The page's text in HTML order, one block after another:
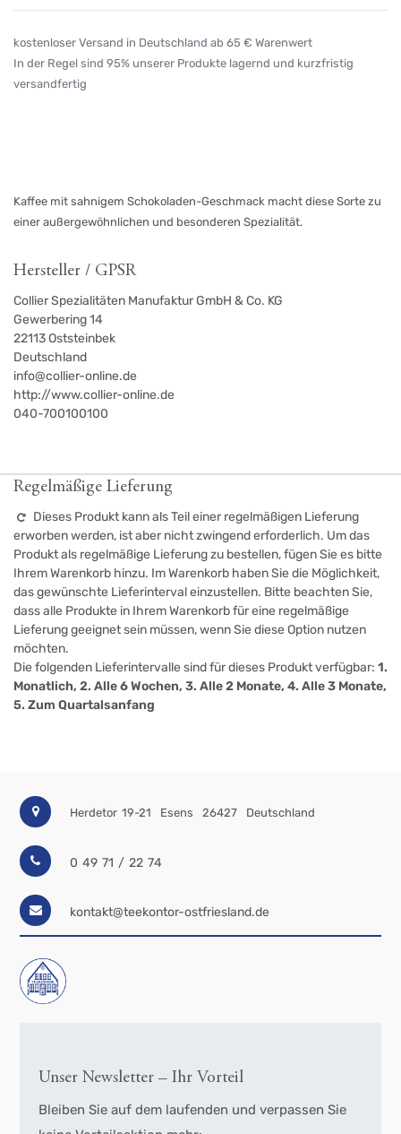
kostenloser Versand in Deutschland ab 65 € Warenwert
In der Regel sind 95% unserer Produkte lagernd und kurzfristig
versandfertig
Kaffee mit sahnigem Schokoladen-Geschmack macht diese Sorte zu
einer außergewöhnlichen und besonderen Spezialität.
Hersteller / GPSR
Collier Spezialitäten Manufaktur GmbH & Co. KG
Gewerbering 14
22113Oststeinbek
Deutschland
info@collier-online.de
http://www.collier-online.de
040-700100100
Regelmäßige Lieferung
Dieses Produkt kann als Teil einer regelmäßigen Lieferung
erworben werden, ist aber nicht zwingend erforderlich. Um das
Produkt als regelmäßige Lieferung zu bestellen, fügen Sie es bitte
Ihrem Warenkorb hinzu. Im Warenkorb haben Sie die Möglichkeit,
das gewünschte Lieferinterval einzustellen. Bitte beachten Sie,
dass alle Produkte in Ihrem Warenkorb für eine regelmäßige
Lieferung geeignet sein müssen, wenn Sie diese Option nutzen
möchten.
Die folgenden Lieferintervalle sind für dieses Produkt verfügbar: 1.
Monatlich, 2. Alle 6 Wochen, 3. Alle 2 Monate, 4. Alle 3 Monate,
5. Zum Quartalsanfang
Herdetor 19-21 Esens 26427 Deutschland
0 49 71 / 22 74
kontakt@teekontor-ostfriesland.de
Unser Newsletter – Ihr Vorteil
Bleiben Sie auf dem laufenden und verpassen Sie